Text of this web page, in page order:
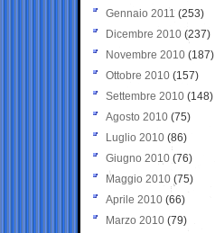
Gennaio 2011 (253)
Dicembre 2010 (237)
Novembre 2010 (187)
Ottobre 2010 (157)
Settembre 2010 (148)
Agosto 2010 (75)
Luglio 2010 (86)
Giugno 2010 (76)
Maggio 2010 (75)
Aprile 2010 (66)
Marzo 2010 (79)